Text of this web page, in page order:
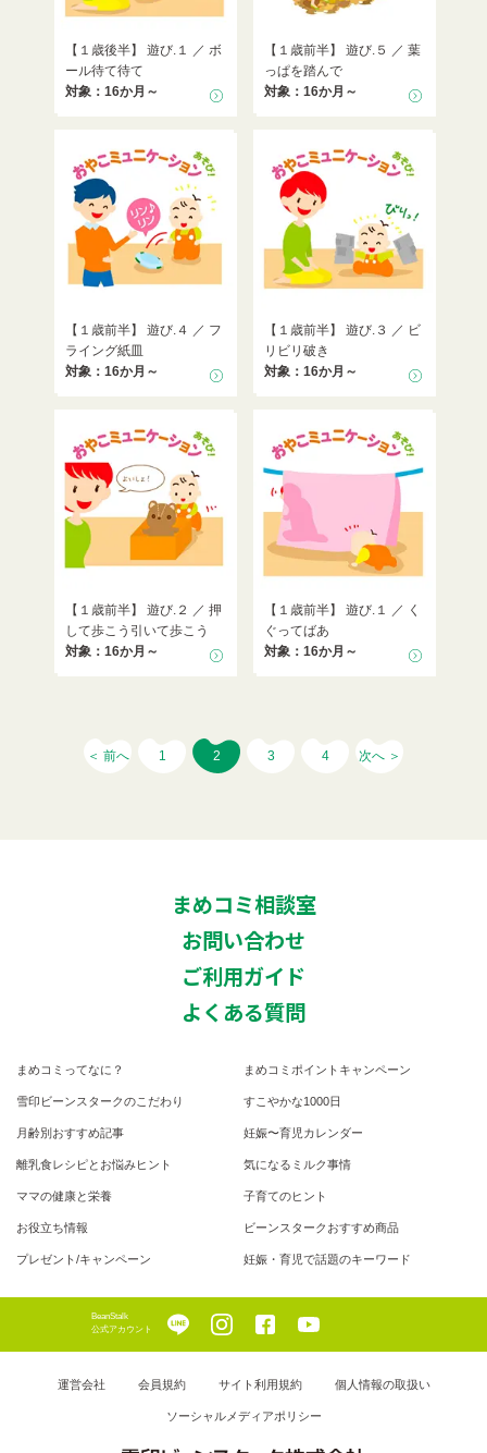
【１歳後半】 遊び.１ ／ ボ
ール待て待て
対象：16か月～
【１歳前半】 遊び.５ ／ 葉
っぱを踏んで
対象：16か月～
【１歳前半】 遊び.４ ／ フ
ライング紙皿
対象：16か月～
【１歳前半】 遊び.３ ／ ビ
リビリ破き
対象：16か月～
【１歳前半】 遊び.２ ／ 押
して歩こう引いて歩こう
対象：16か月～
【１歳前半】 遊び.１ ／ く
ぐってばあ
対象：16か月～
＜ 前へ 1 2 3 4 次へ ＞
まめコミ相談室
お問い合わせ
ご利用ガイド
よくある質問
まめコミってなに？ まめコミポイントキャンペーン
雪印ビーンスタークのこだわり すこやかな1000日
月齢別おすすめ記事 妊娠〜育児カレンダー
離乳食レシピとお悩みヒント 気になるミルク事情
ママの健康と栄養 子育てのヒント
お役立ち情報 ビーンスタークおすすめ商品
プレゼント/キャンペーン 妊娠・育児で話題のキーワード
BeanStalk
公式アカウント
運営会社 会員規約 サイト利用規約 個人情報の取扱い
ソーシャルメディアポリシー